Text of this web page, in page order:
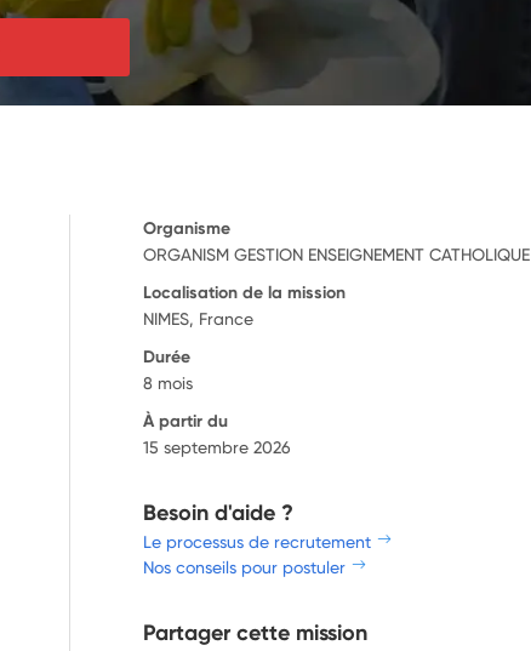
Organisme
ORGANISM GESTION ENSEIGNEMENT CATHOLIQUE
Localisation de la mission
NIMES, France
Durée
8 mois
À partir du
15 septembre 2026
Besoin d'aide ?
Le processus de recrutement
Nos conseils pour postuler
Partager cette mission